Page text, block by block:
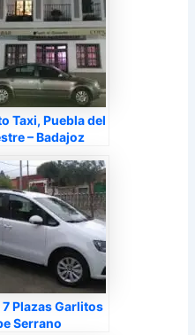
Taxi, Puebla del
– Badajoz
7 Plazas Garlitos
Serrano